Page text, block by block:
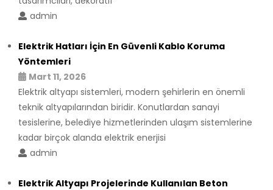
admin
Elektrik Hatları İçin En Güvenli Kablo Koruma
Yöntemleri
Mart 11, 2026
Elektrik altyapı sistemleri, modern şehirlerin en önemli
teknik altyapılarından biridir. Konutlardan sanayi
tesislerine, belediye hizmetlerinden ulaşım sistemlerine
kadar birçok alanda elektrik enerjisi
admin
Elektrik Altyapı Projelerinde Kullanılan Beton